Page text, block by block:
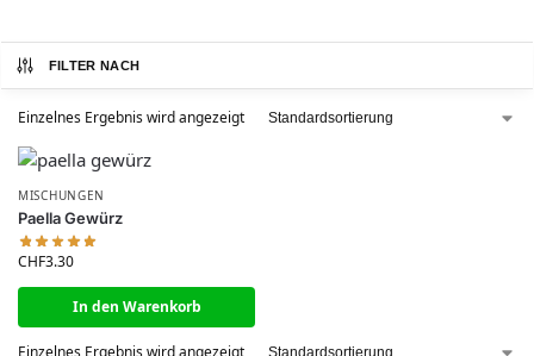
FILTER NACH
Einzelnes Ergebnis wird angezeigt
MISCHUNGEN
Paella Gewürz
CHF3.30
In den Warenkorb
Einzelnes Ergebnis wird angezeigt